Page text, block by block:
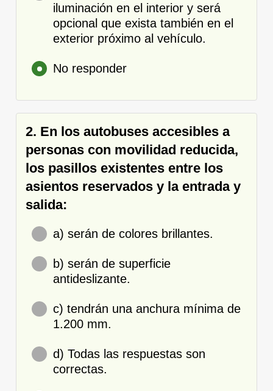
iluminación en el interior y será
opcional que exista también en el
exterior próximo al vehículo.
No responder
2. En los autobuses accesibles a
personas con movilidad reducida,
los pasillos existentes entre los
asientos reservados y la entrada y
salida:
a) serán de colores brillantes.
b) serán de superficie
antideslizante.
c) tendrán una anchura mínima de
1.200 mm.
d) Todas las respuestas son
correctas.